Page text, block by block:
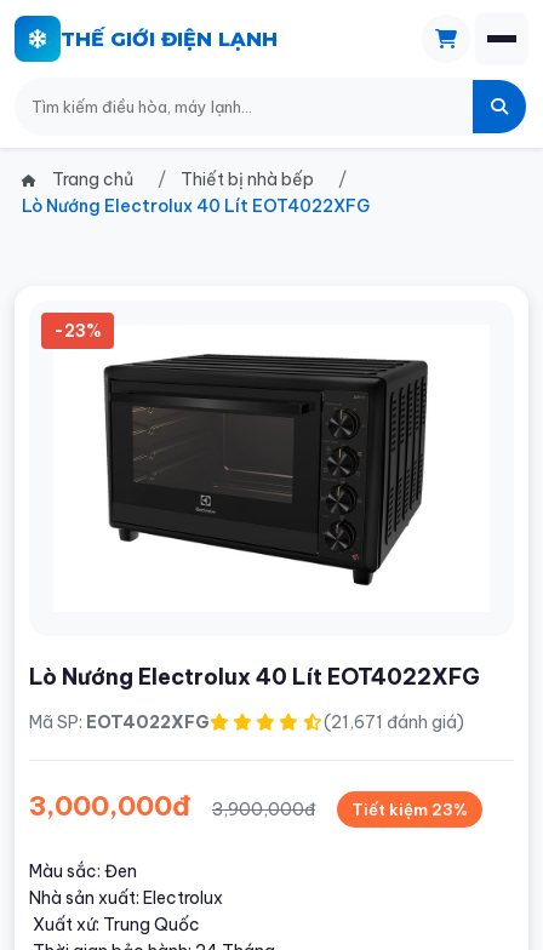
THẾ GIỚI ĐIỆN LẠNH
Trang chủ
Thiết bị nhà bếp
Lò Nướng Electrolux 40 Lít EOT4022XFG
-23%
Lò Nướng Electrolux 40 Lít EOT4022XFG
Mã SP: EOT4022XFG (21,671 đánh giá)
3,000,000đ 3,900,000đ Tiết kiệm 23%
Màu sắc: Đen
Nhà sản xuất: Electrolux
Xuất xứ: Trung Quốc